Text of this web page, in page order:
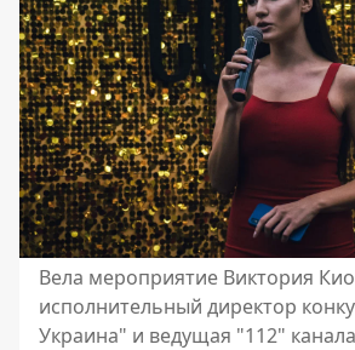
Вела мероприятие Виктория
исполнительный директор
Украина" и ведущая "112" канала